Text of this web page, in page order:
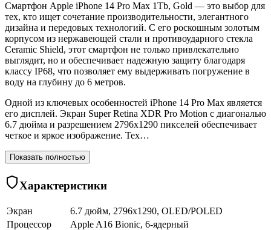
Смартфон Apple iPhone 14 Pro Max 1Tb, Gold — это выбор для
тех, кто ищет сочетание производительности, элегантного
дизайна и передовых технологий. С его роскошным золотым
корпусом из нержавеющей стали и противоударного стекла
Ceramic Shield, этот смартфон не только привлекательно
выглядит, но и обеспечивает надежную защиту благодаря
классу IP68, что позволяет ему выдерживать погружение в
воду на глубину до 6 метров.
Одной из ключевых особенностей iPhone 14 Pro Max является
его дисплей. Экран Super Retina XDR Pro Motion с диагональю
6.7 дюйма и разрешением 2796x1290 пикселей обеспечивает
четкое и яркое изображение. Тех…
Показать полностью
Характеристики
Экран
6.7 дюйм, 2796x1290, OLED/POLED
Процессор
Apple A16 Bionic, 6-ядерный